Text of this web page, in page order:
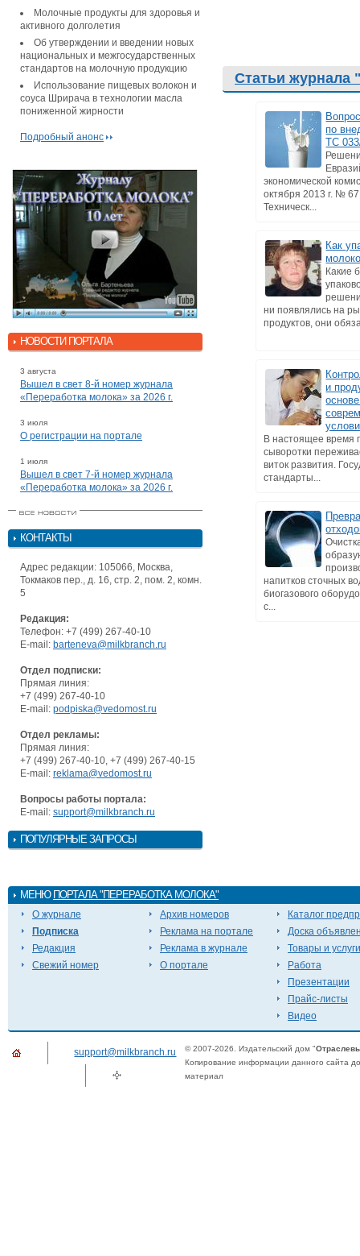
Молочные продукты для здоровья и
активного долголетия
Об утверждении и введении новых
национальных и межгосударственных
стандартов на молочную продукцию
Использование пищевых волокон и
соуса Шрирача в технологии масла
пониженной жирности
Подробный анонс
НОВОСТИ ПОРТАЛА
3 августа
Вышел в свет 8-й номер журнала
«Переработка молока» за 2026 г.
3 июля
О регистрации на портале
1 июля
Вышел в свет 7-й номер журнала
«Переработка молока» за 2026 г.
КОНТАКТЫ
Адрес редакции: 105066, Москва,
Токмаков пер., д. 16, стр. 2, пом. 2, комн.
5
Редакция:
Телефон: +7 (499) 267-40-10
E-mail: barteneva@milkbranch.ru
Отдел подписки:
Прямая линия:
+7 (499) 267-40-10
E-mail: podpiska@vedomost.ru
Отдел рекламы:
Прямая линия:
+7 (499) 267-40-10, +7 (499) 267-40-15
E-mail: reklama@vedomost.ru
Вопросы работы портала:
E-mail: support@milkbranch.ru
ПОПУЛЯРНЫЕ ЗАПРОСЫ
Статьи журнала
по
ТС
экономической
октября 2013 г. №
Техническ...
Как
Какие
ни появлялись на
продуктов, они
и
В настоящее время
сыворотки
виток развития.
стандарты...
напитков сточных
биогазового
с...
МЕНЮ ПОРТАЛА "ПЕРЕРАБОТКА МОЛОКА"
О журнале
Подписка
Редакция
Свежий номер
Архив номеров
Реклама на портале
Реклама в журнале
О портале
Каталог
Доска
Товары и услуги
Работа
Презентации
Прайс-листы
Видео
support@milkbranch.ru © 2007-2026. Издательский дом "
Копирование информации данного сайта
материал